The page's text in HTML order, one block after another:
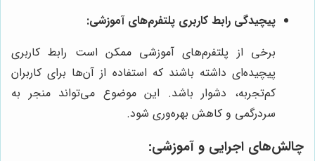
پیچیدگی رابط کاربری پلتفرم‌های آموزشی:
برخی از پلتفرم‌های آموزشی ممکن است رابط کاربری
پیچیده‌ای داشته باشند که استفاده از آن‌ها برای کاربران
کم‌تجربه، دشوار باشد. این موضوع می‌تواند منجر به
سردرگمی و کاهش بهره‌وری شود.
چالش‌های اجرایی و آموزشی: